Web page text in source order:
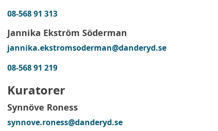
08-568 91 313
Jannika Ekström Söderman
jannika.ekstromsoderman@danderyd.se
08-568 91 219
Kuratorer
Synnöve Roness
synnove.roness@danderyd.se